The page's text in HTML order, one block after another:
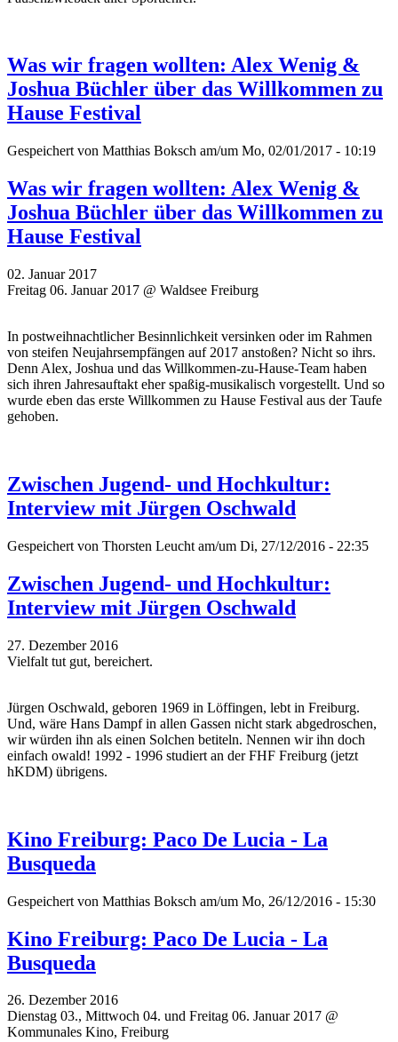
Was wir fragen wollten: Alex Wenig &
Joshua Büchler über das Willkommen zu
Hause Festival
Gespeichert von Matthias Boksch am/um Mo, 02/01/2017 - 10:19
Was wir fragen wollten: Alex Wenig &
Joshua Büchler über das Willkommen zu
Hause Festival
02. Januar 2017
Freitag 06. Januar 2017 @ Waldsee Freiburg
In postweihnachtlicher Besinnlichkeit versinken oder im Rahmen
von steifen Neujahrsempfängen auf 2017 anstoßen? Nicht so ihrs.
Denn Alex, Joshua und das Willkommen-zu-Hause-Team haben
sich ihren Jahresauftakt eher spaßig-musikalisch vorgestellt. Und so
wurde eben das erste Willkommen zu Hause Festival aus der Taufe
gehoben.
Zwischen Jugend- und Hochkultur:
Interview mit Jürgen Oschwald
Gespeichert von Thorsten Leucht am/um Di, 27/12/2016 - 22:35
Zwischen Jugend- und Hochkultur:
Interview mit Jürgen Oschwald
27. Dezember 2016
Vielfalt tut gut, bereichert.
Jürgen Oschwald, geboren 1969 in Löffingen, lebt in Freiburg.
Und, wäre Hans Dampf in allen Gassen nicht stark abgedroschen,
wir würden ihn als einen Solchen betiteln. Nennen wir ihn doch
einfach owald! 1992 - 1996 studiert an der FHF Freiburg (jetzt
hKDM) übrigens.
Kino Freiburg: Paco De Lucia - La
Busqueda
Gespeichert von Matthias Boksch am/um Mo, 26/12/2016 - 15:30
Kino Freiburg: Paco De Lucia - La
Busqueda
26. Dezember 2016
Dienstag 03., Mittwoch 04. und Freitag 06. Januar 2017 @
Kommunales Kino, Freiburg